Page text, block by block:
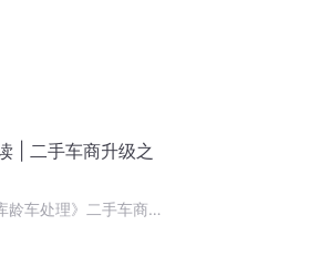
| 二手车商升级之
龄车处理》二手车商建